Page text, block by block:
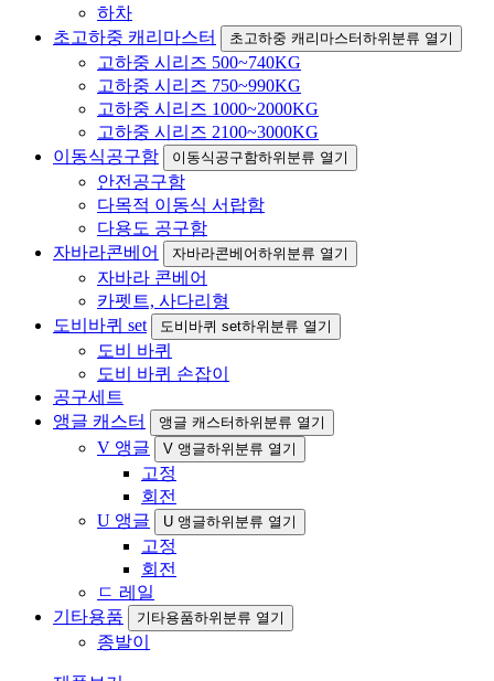
하차
초고하중 캐리마스터
초고하중 캐리마스터하위분류 열기
고하중 시리즈 500~740KG
고하중 시리즈 750~990KG
고하중 시리즈 1000~2000KG
고하중 시리즈 2100~3000KG
이동식공구함
이동식공구함하위분류 열기
안전공구함
다목적 이동식 서랍함
다용도 공구함
자바라콘베어
자바라콘베어하위분류 열기
자바라 콘베어
카펫트, 사다리형
도비바퀴 set
도비바퀴 set하위분류 열기
도비 바퀴
도비 바퀴 손잡이
공구세트
앵글 캐스터
앵글 캐스터하위분류 열기
V 앵글 V 앵글하위분류 열기
고정
회전
U 앵글
U 앵글하위분류 열기
고정
회전
ㄷ 레일
기타용품
기타용품하위분류 열기
종발이